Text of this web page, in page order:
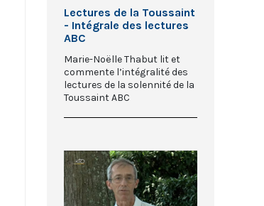
Lectures de la Toussaint
- Intégrale des lectures
ABC
Marie-Noëlle Thabut lit et
commente l’intégralité des
lectures de la solennité de la
Toussaint ABC